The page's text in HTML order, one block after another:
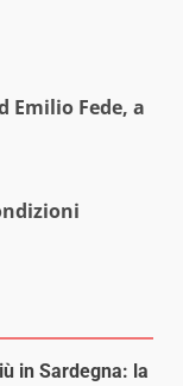
Emilio Fede, a
in Sardegna: la